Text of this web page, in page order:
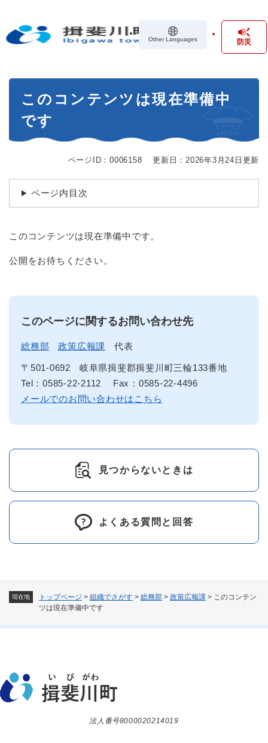
の
Other Languages 防災
現在地 トップページ > 組織でさがす > 総務部 > 政策広報課 > このコンテン
ツは現在準備中です
このコンテンツは現在準備中
です
ページID：0006158 更新日：2026年3月24日更新
ページ内目次
このコンテンツは現在準備中です。
公開をお待ちください。
このページに関するお問い合わせ先
総務部 政策広報課 代表
〒501-0692
岐阜県揖斐郡揖斐川町三輪133番地
Tel：0585-22-2112
Fax：0585-22-4496
メールでのお問い合わせはこちら
見つからないときは
よくある質問と回答
法人番号8000020214019